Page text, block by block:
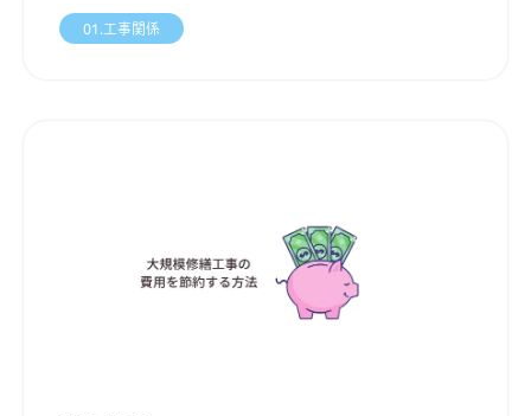
01.工事関係